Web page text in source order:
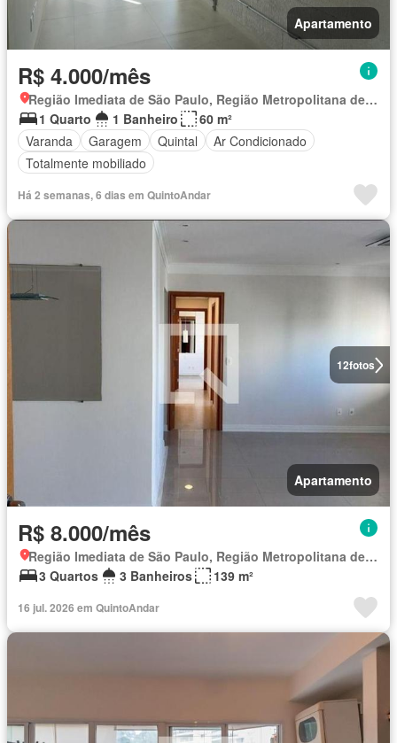
Apartamento
R$ 4.000/mês
Região Imediata de São Paulo, Região Metropolitana de São Paulo
1 Quarto
1 Banheiro
60 m²
Varanda
Garagem Quintal
Ar Condicionado
Totalmente mobiliado
Há 2 semanas, 6 dias em QuintoAndar
12fotos
Apartamento
R$ 8.000/mês
Região Imediata de São Paulo, Região Metropolitana de São Paulo
3 Quartos
3 Banheiros 139 m²
16 jul. 2026 em QuintoAndar